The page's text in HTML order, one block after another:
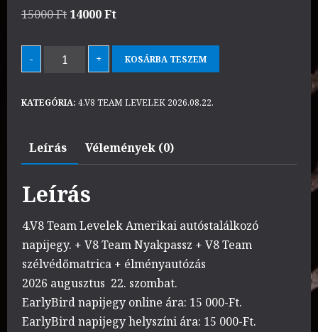
15000Ft Original
15000 Ft.
14000FtCurrent
14000 Ft.
-
4.V8
2026.08.22.szombat
mennyiség
+ KOSÁRBA TESZEM
KATEGÓRIA: 4.V8 TEAM LEVELEK 2026.08.22.
Leírás Vélemények (0)
Leírás
4.V8 Team Levelek Amerikai autóstalálkozó
napijegy. + V8 Team Nyakpassz + V8 Team
szélvédőmatrica + élményautózás
2026 augusztus 22. szombat.
EarlyBird napijegy online ára: 15 000-Ft.
EarlyBird napijegy helyszíni ára: 15 000-Ft.